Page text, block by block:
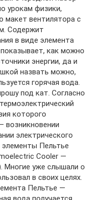
урокам физики,
макет вентилятора с
Содержит
в виде элемента
как можно
энергии, да и
назвать можно,
горячая вода.
под кат. Согласно
которого
возникновении
электрического
элементы Пельтье
Cooler —
Многие уже слышали о
в своих целях.
Пельтье —